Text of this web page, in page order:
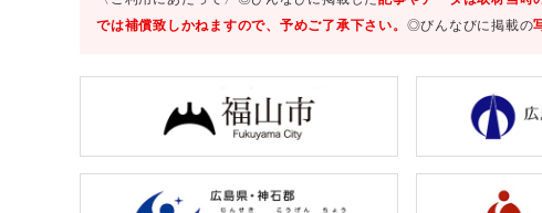
では補償致しかねますので、予めご了承下さい。 ◎びんなびに掲載の